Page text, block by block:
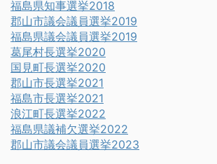
福島県知事選挙2018
郡山市議会議員選挙2019
福島県議会議員選挙2019
葛尾村長選挙2020
国見町長選挙2020
郡山市長選挙2021
福島市長選挙2021
浪江町長選挙2022
福島県議補欠選挙2022
郡山市議会議員選挙2023